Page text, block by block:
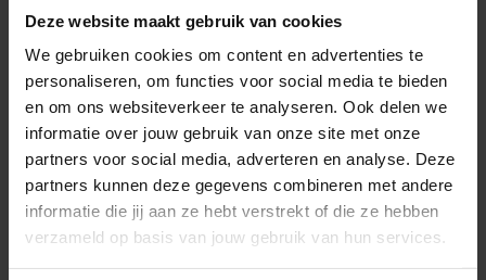
Deze website maakt gebruik van cookies
We gebruiken cookies om content en advertenties te
personaliseren, om functies voor social media te bieden
en om ons websiteverkeer te analyseren. Ook delen we
informatie over jouw gebruik van onze site met onze
partners voor social media, adverteren en analyse. Deze
partners kunnen deze gegevens combineren met andere
informatie die jij aan ze hebt verstrekt of die ze hebben
verzameld op basis van jouw gebruik van hun services.